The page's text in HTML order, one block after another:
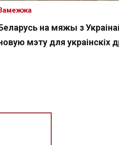
на мяжы з
мэту для украінскіх